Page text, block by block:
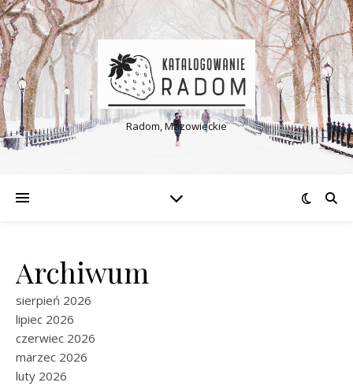
Radom, Mazowieckie
Archiwum
sierpień 2026
lipiec 2026
czerwiec 2026
marzec 2026
luty 2026